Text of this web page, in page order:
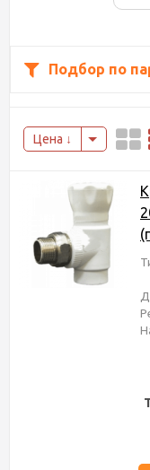
Подбор по
Цена